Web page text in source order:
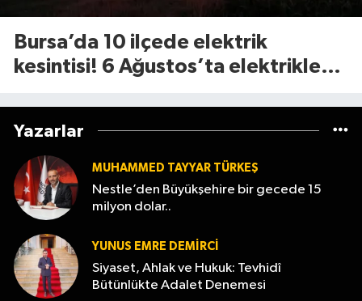
Bursa’da 10 ilçede elektrik
kesintisi! 6 Ağustos’ta elektrikler
Yazarlar
MUHAMMED TAYYAR TÜRKEŞ
Nestle’den Büyükşehire bir gecede 15
milyon dolar..
YUNUS EMRE DEMIRCI
Siyaset, Ahlak ve Hukuk: Tevhidî
Bütünlükte Adalet Denemesi